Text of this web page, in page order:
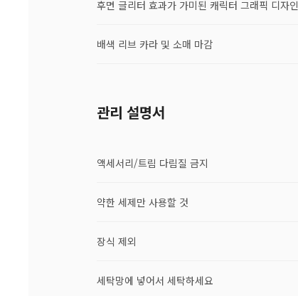
후면 글리터 효과가 가미된 캐릭터 그래픽 디자인
배색 리브 카라 및 소매 마감
관리 설명서
액세서리/트림 다림질 금지
약한 세제만 사용할 것
장식 제외
세탁망에 넣어서 세탁하세요